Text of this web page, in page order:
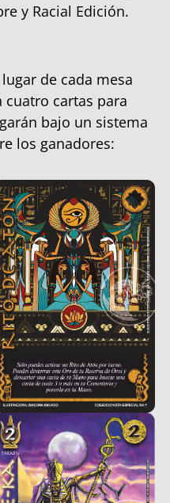
y Racial Edición.
de cada mesa
cartas para
bajo un sistema
los ganadores: